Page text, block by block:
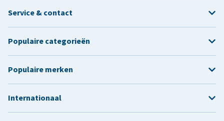
Service & contact
Populaire categorieën
Populaire merken
Internationaal